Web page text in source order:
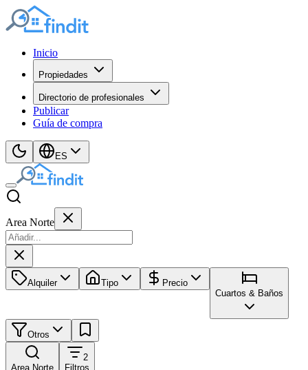
Inicio
Propiedades
Directorio de profesionales
Publicar
Guía de compra
ES
Area Norte
Alquiler Tipo
Precio
Cuartos & Baños
Otros
Area Norte
2
Filtros